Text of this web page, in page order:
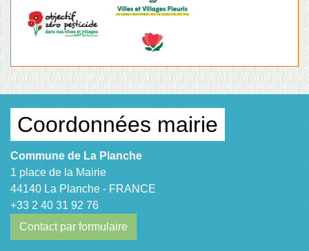
Coordonnées mairie
Commune de La Planche
1 place de la Mairie
44140 La Planche - FRANCE
+33 2 40 31 92 76
Contact par formulaire